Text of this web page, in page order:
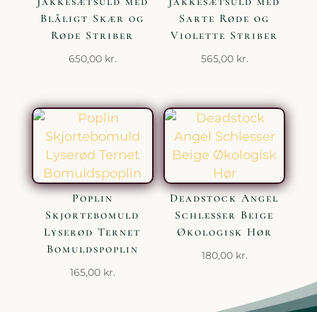
Blåligt Skær og
Røde Striber
650,00 kr.
Sarte Røde og
Violette Striber
565,00 kr.
Poplin
Skjortebomuld
Lyserød Ternet
Bomuldspoplin
165,00 kr.
Deadstock Angel
Schlesser Beige
Økologisk Hør
180,00 kr.